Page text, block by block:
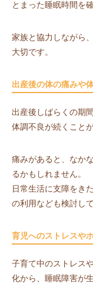
とまった睡眠時間を
家族と協力しながら
大切です。
出産後の体の痛みや
出産後しばらくの期
体調不良が続くこと
痛みがあると、なか
るかもしれません。
日常生活に支障をき
の利用なども検討し
育児へのストレスや
子育て中のストレス
化から、睡眠障害が